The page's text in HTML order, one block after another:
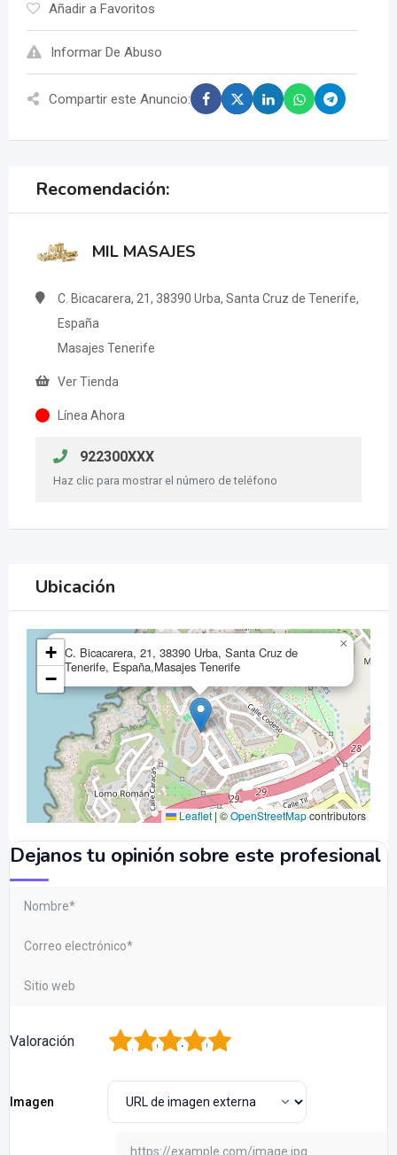
Añadir a Favoritos
Informar De Abuso
Compartir este Anuncio:
Recomendación:
MIL MASAJES
C. Bicacarera, 21, 38390 Urba, Santa Cruz de Tenerife,
España
Masajes Tenerife
Ver Tienda
Línea Ahora
922300XXX
Haz clic para mostrar el número de teléfono
Ubicación
C. Bicacarera, 21, 38390 Urba, Santa Cruz de
Tenerife, España,Masajes Tenerife
×
+
−
Leaflet | ©OpenStreetMapcontributors
Dejanos tu opinión sobre este profesional
Valoración 5
4
3
2
Imagen